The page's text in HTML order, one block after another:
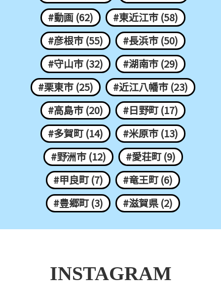
#動画 (62)
#東近江市 (58)
#彦根市 (55)
#長浜市 (50)
#守山市 (32)
#湖南市 (29)
#栗東市 (25)
#近江八幡市 (23)
#高島市 (20)
#日野町 (17)
#多賀町 (14)
#米原市 (13)
#野洲市 (12)
#愛荘町 (9)
#甲良町 (7)
#竜王町 (6)
#豊郷町 (3)
#滋賀県 (2)
INSTAGRAM